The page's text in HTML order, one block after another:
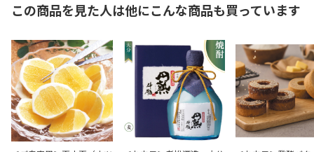
この商品を見た人は他にこんな商品も買っています